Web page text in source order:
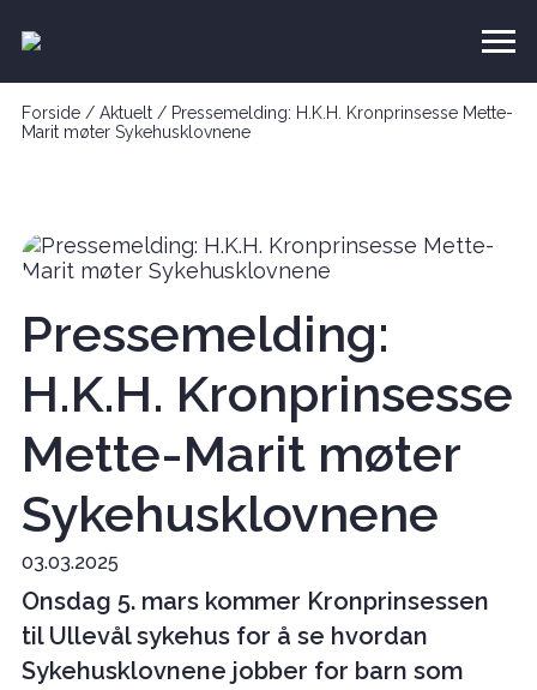
Forside / Aktuelt / Pressemelding: H.K.H. Kronprinsesse Mette-
Marit møter Sykehusklovnene
Pressemelding:
H.K.H. Kronprinsesse
Mette-Marit møter
Sykehusklovnene
03.03.2025
Onsdag 5. mars kommer Kronprinsessen
til Ullevål sykehus for å se hvordan
Sykehusklovnene jobber for barn som